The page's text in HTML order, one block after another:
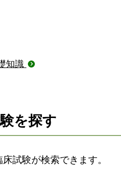
知識
を探す
試験が検索できます。